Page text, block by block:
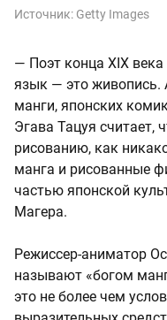
Источник: Getty Images
— Поэт конца XIX
язык — это живопись.
манги, японских
Эгава Тацуя считает,
рисованию, как
манга и рисованные
частью японской
Магера.
Режиссер-аниматор
называют «богом
это не более чем